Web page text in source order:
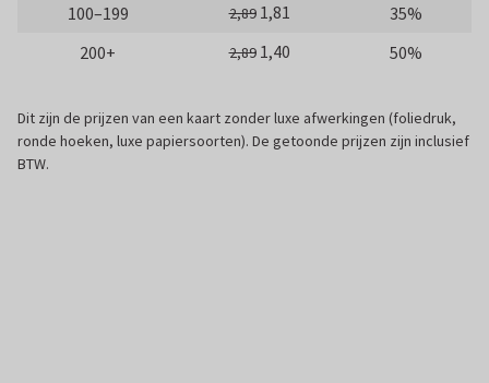
100–199
2,89 1,81
35%
200+
2,89 1,40 50%
Dit zijn de prijzen van een kaart zonder luxe afwerkingen (foliedruk,
ronde hoeken, luxe papiersoorten). De getoonde prijzen zijn inclusief
BTW.